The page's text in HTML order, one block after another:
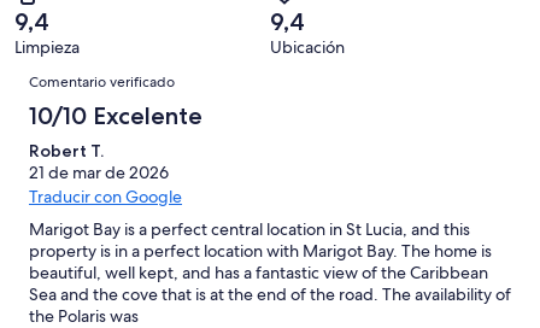
puntuación
de
10
Excelente
una
puntuación
Bueno
94
con
una
puntuación
de
Normal
de
94
puntuación
de
Mediocre
un
total
de
94
con
puntuación
de
Horrible
9,4
Limpieza
9,4
Ubicación
Comentarios
Comentario verificado
10/10 Excelente
Robert T.
21 de mar de 2026
Traducir con Google
Marigot Bay is a perfect central location in St Lucia, and this
property is in a perfect location with Marigot Bay. The home is
beautiful, well kept, and has a fantastic view of the Caribbean
Sea and the cove that is at the end of the road. The availability of
the Polaris was